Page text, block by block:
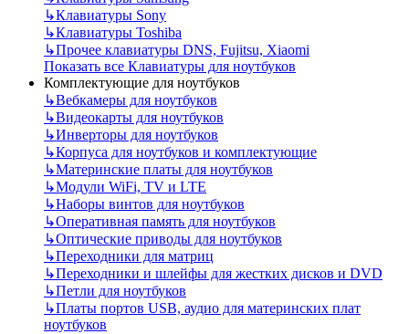
↳Клавиатуры Sony
↳Клавиатуры Toshiba
↳Прочее клавиатуры DNS, Fujitsu, Xiaomi
Показать все Клавиатуры для ноутбуков
Комплектующие для ноутбуков
↳Вебкамеры для ноутбуков
↳Видеокарты для ноутбуков
↳Инверторы для ноутбуков
↳Корпуса для ноутбуков и комплектующие
↳Материнские платы для ноутбуков
↳Модули WiFi, TV и LTE
↳Наборы винтов для ноутбуков
↳Оперативная память для ноутбуков
↳Оптические приводы для ноутбуков
↳Переходники для матриц
↳Переходники и шлейфы для жестких дисков и DVD
↳Петли для ноутбуков
↳Платы портов USB, аудио для материнских плат
ноутбуков